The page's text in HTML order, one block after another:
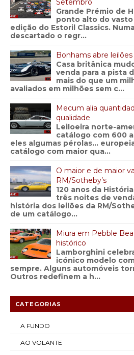
Setembro
Grande Prémio de
ponto alto do vasto
edição do Estoril Classics.
descartado o regr...
Bonhams abre
Casa britânica
venda para a pista
mais do que um
avaliados em milhões sem c...
Mecum alia
qualidade
Leiloeira norte-
catálogo com 600
eles algumas pérolas…
catálogo com maior qua...
O maior e de maior
RM/Sotheby’s
120 anos da
três noites de
história dos leilões da RM/
de um catálogo...
Miura em Pebble
histórico
Lamborghini
icónico modelo
sempre. Alguns automóveis
Outros redefinem a h...
CATEGORIAS
A FUNDO
AO VOLANTE